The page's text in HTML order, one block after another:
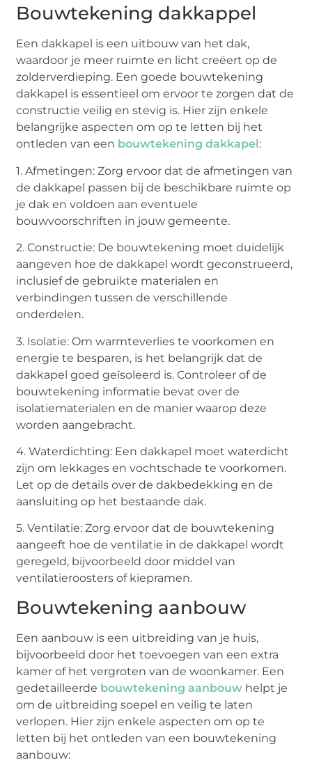
Bouwtekening dakkappel
Een dakkapel is een uitbouw van het dak,
waardoor je meer ruimte en licht creëert op de
zolderverdieping. Een goede bouwtekening
dakkapel is essentieel om ervoor te zorgen dat de
constructie veilig en stevig is. Hier zijn enkele
belangrijke aspecten om op te letten bij het
ontleden van een bouwtekening dakkapel :
1. Afmetingen: Zorg ervoor dat de afmetingen van
de dakkapel passen bij de beschikbare ruimte op
je dak en voldoen aan eventuele
bouwvoorschriften in jouw gemeente.
2. Constructie: De bouwtekening moet duidelijk
aangeven hoe de dakkapel wordt geconstrueerd,
inclusief de gebruikte materialen en
verbindingen tussen de verschillende
onderdelen.
3. Isolatie: Om warmteverlies te voorkomen en
energie te besparen, is het belangrijk dat de
dakkapel goed geïsoleerd is. Controleer of de
bouwtekening informatie bevat over de
isolatiematerialen en de manier waarop deze
worden aangebracht.
4. Waterdichting: Een dakkapel moet waterdicht
zijn om lekkages en vochtschade te voorkomen.
Let op de details over de dakbedekking en de
aansluiting op het bestaande dak.
5. Ventilatie: Zorg ervoor dat de bouwtekening
aangeeft hoe de ventilatie in de dakkapel wordt
geregeld, bijvoorbeeld door middel van
ventilatieroosters of kiepramen.
Bouwtekening aanbouw
Een aanbouw is een uitbreiding van je huis,
bijvoorbeeld door het toevoegen van een extra
kamer of het vergroten van de woonkamer. Een
gedetailleerde bouwtekening aanbouw helpt je
om de uitbreiding soepel en veilig te laten
verlopen. Hier zijn enkele aspecten om op te
letten bij het ontleden van een bouwtekening
aanbouw: